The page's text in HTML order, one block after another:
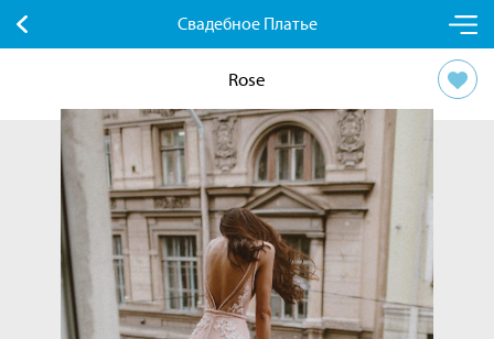
Свадебное Платье
Rose